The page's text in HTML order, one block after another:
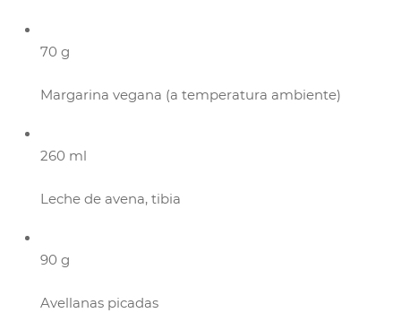
70 g
Margarina vegana (a temperatura ambiente)
260 ml
Leche de avena, tibia
90 g
Avellanas picadas